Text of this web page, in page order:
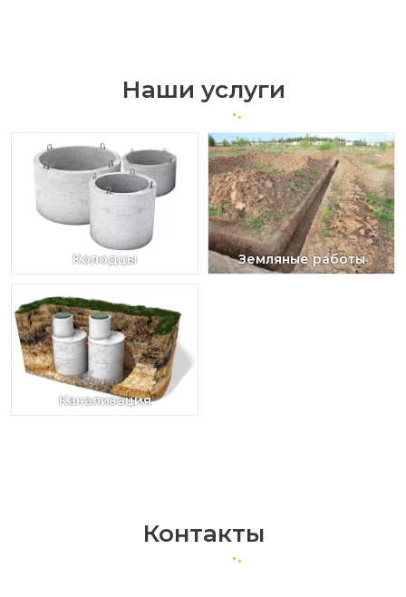
Наши услуги
Колодцы Земляные работы
Канализация
Контакты